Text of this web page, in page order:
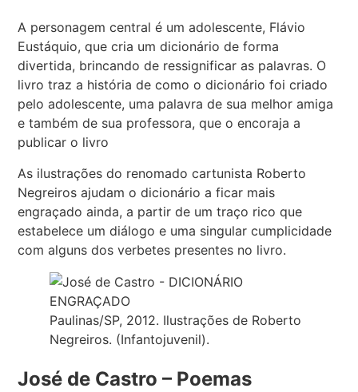
A personagem central é um adolescente, Flávio
Eustáquio, que cria um dicionário de forma
divertida, brincando de ressignificar as palavras. O
livro traz a história de como o dicionário foi criado
pelo adolescente, uma palavra de sua melhor amiga
e também de sua professora, que o encoraja a
publicar o livro
As ilustrações do renomado cartunista Roberto
Negreiros ajudam o dicionário a ficar mais
engraçado ainda, a partir de um traço rico que
estabelece um diálogo e uma singular cumplicidade
com alguns dos verbetes presentes no livro.
Paulinas/SP, 2012. Ilustrações de Roberto
Negreiros. (Infantojuvenil).
José de Castro – Poemas